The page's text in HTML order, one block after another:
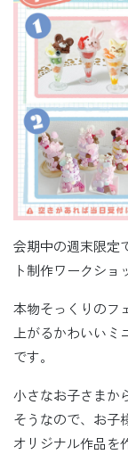
会期中の週末限定
ト制作ワークショ
本物そっくりのフ
上がるかわいい
です。
小さなお子さまか
そうなので、お子
オリジナル作品を